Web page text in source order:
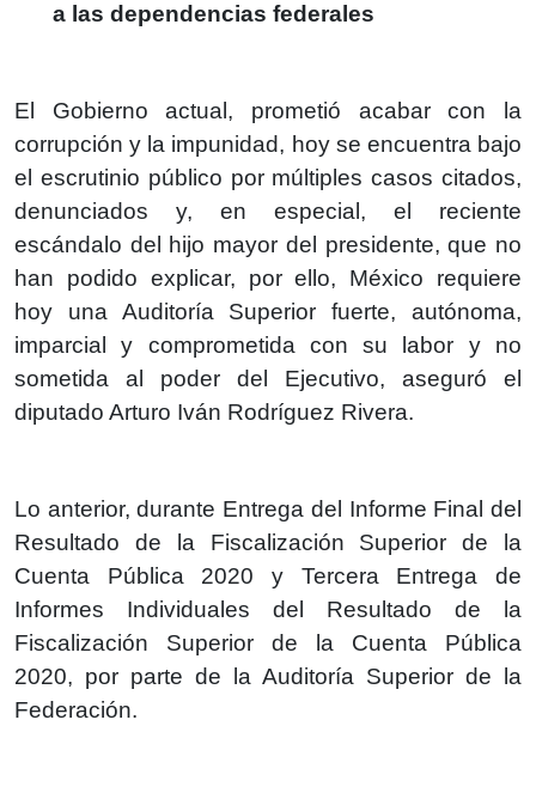
a las dependencias federales
El Gobierno actual, prometió acabar con la
corrupción y la impunidad, hoy se encuentra bajo
el escrutinio público por múltiples casos citados,
denunciados y, en especial, el reciente
escándalo del hijo mayor del presidente, que no
han podido explicar, por ello, México requiere
hoy una Auditoría Superior fuerte, autónoma,
imparcial y comprometida con su labor y no
sometida al poder del Ejecutivo, aseguró el
diputado Arturo Iván Rodríguez Rivera.
Lo anterior, durante Entrega del Informe Final del
Resultado de la Fiscalización Superior de la
Cuenta Pública 2020 y Tercera Entrega de
Informes Individuales del Resultado de la
Fiscalización Superior de la Cuenta Pública
2020, por parte de la Auditoría Superior de la
Federación.